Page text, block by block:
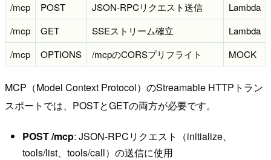
/mcp POST JSON-RPCリクエスト送信
Lambda
/mcp
GET SSEストリーム確立
Lambda
/mcp
OPTIONS /mcpのCORSプリフライト MOCK
MCP（Model Context Protocol）のStreamable HTTPトラン
スポートでは、POSTとGETの両方が必要です。
POST /mcp: JSON-RPCリクエスト（initialize、
tools/list、tools/call）の送信に使用